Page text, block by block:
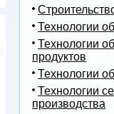
Технологии
Технологии
продуктов
Технологии
Технологии
производства